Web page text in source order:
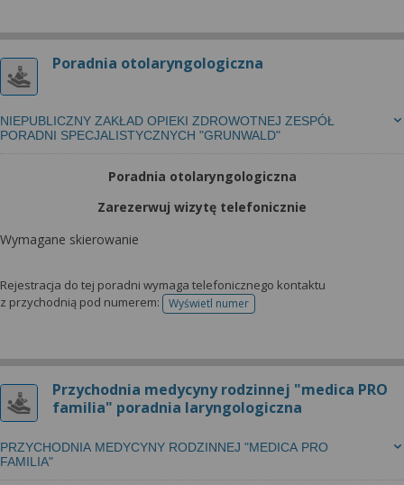
Poradnia otolaryngologiczna
NIEPUBLICZNY ZAKŁAD OPIEKI ZDROWOTNEJ ZESPÓŁ
PORADNI SPECJALISTYCZNYCH "GRUNWALD"
Poradnia otolaryngologiczna
Zarezerwuj wizytę telefonicznie
Wymagane skierowanie
Rejestracja do tej poradni wymaga telefonicznego kontaktu
z przychodnią pod numerem:
Wyświetl numertelefonu do rejestracji
Przychodnia medycyny rodzinnej "medica PRO
familia" poradnia laryngologiczna
PRZYCHODNIA MEDYCYNY RODZINNEJ "MEDICA PRO
FAMILIA"